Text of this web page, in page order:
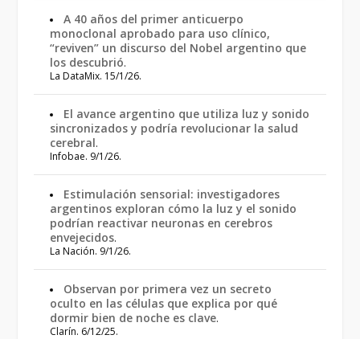
A 40 años del primer anticuerpo
monoclonal aprobado para uso clínico,
“reviven” un discurso del Nobel argentino que
los descubrió.
La DataMix. 15/1/26.
El avance argentino que utiliza luz y sonido
sincronizados y podría revolucionar la salud
cerebral.
Infobae. 9/1/26.
Estimulación sensorial: investigadores
argentinos exploran cómo la luz y el sonido
podrían reactivar neuronas en cerebros
envejecidos.
La Nación. 9/1/26.
Observan por primera vez un secreto
oculto en las células que explica por qué
dormir bien de noche es clave.
Clarín. 6/12/25.